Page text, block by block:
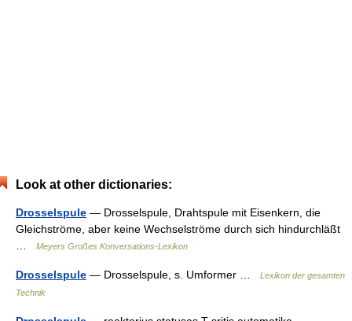
Look at other dictionaries:
Drosselspule — Drosselspule, Drahtspule mit Eisenkern, die
Gleichströme, aber keine Wechselströme durch sich hindurchläßt
Meyers Großes Konversations-Lexikon
Drosselspule — Drosselspule, s. Umformer …
Lexikon der gesamten
Technik